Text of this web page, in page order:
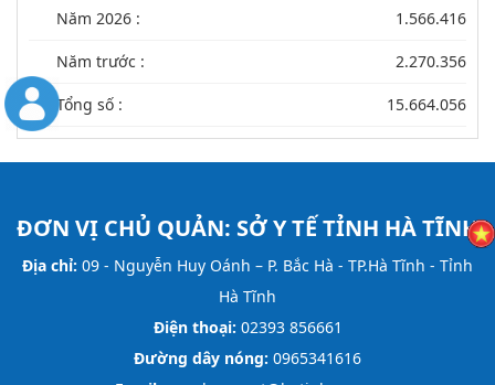
Năm 2026 : 1.566.416
Năm trước : 2.270.356
Tổng số : 15.664.056
ĐƠN VỊ CHỦ QUẢN: SỞ Y TẾ TỈNH HÀ TĨNH
Địa chỉ: 09 - Nguyễn Huy Oánh – P. Bắc Hà - TP.Hà Tĩnh - Tỉnh
Hà Tĩnh
Điện thoại: 02393 856661
Đường dây nóng: 0965341616